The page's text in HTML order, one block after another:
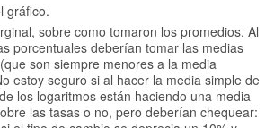
gráfico.
sobre como tomaron los promedios. Al
porcentuales deberían tomar las medias
son siempre menores a la media
estoy seguro si al hacer la media simple de
los logaritmos están haciendo una media
las tasas o no, pero deberían chequear: